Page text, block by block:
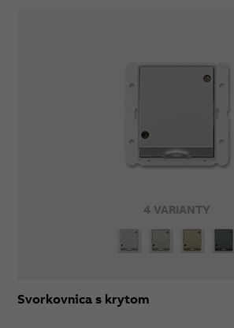
4 VARIANTY
Svorkovnica s krytom